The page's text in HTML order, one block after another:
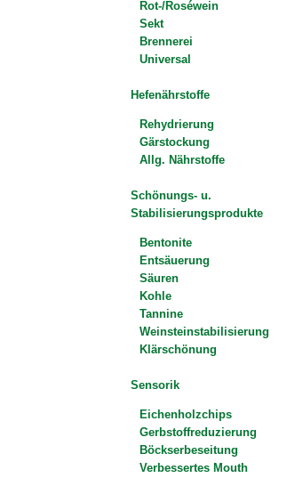
Rot-/Roséwein
Sekt
Brennerei
Universal
Hefenährstoffe
Rehydrierung
Gärstockung
Allg. Nährstoffe
Schönungs- u.
Stabilisierungsprodukte
Bentonite
Entsäuerung
Säuren
Kohle
Tannine
Weinsteinstabilisierung
Klärschönung
Sensorik
Eichenholzchips
Gerbstoffreduzierung
Böckserbeseitung
Verbessertes Mouth